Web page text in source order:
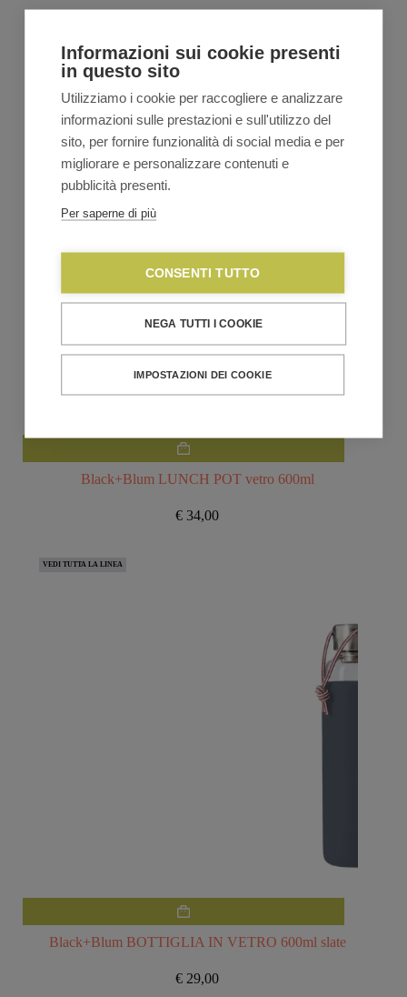
€ 29,00
Il
originale
€29,00.
€ 24,70 Il
attuale
€24,70.
VEDI TUTTA LA LINEA
Black+Blum LUNCH POT vetro 600ml
€ 34,00
VEDI TUTTA LA LINEA
Black+Blum BOTTIGLIA IN VETRO 600ml slate
€ 29,00
Informazioni sui cookie presenti
in questo sito
Utilizziamo i cookie per raccogliere e analizzare
informazioni sulle prestazioni e sull'utilizzo del
sito, per fornire funzionalità di social media e per
migliorare e personalizzare contenuti e
pubblicità presenti.
Per saperne di più
CONSENTI TUTTO
NEGA TUTTI I COOKIE
IMPOSTAZIONI DEI COOKIE